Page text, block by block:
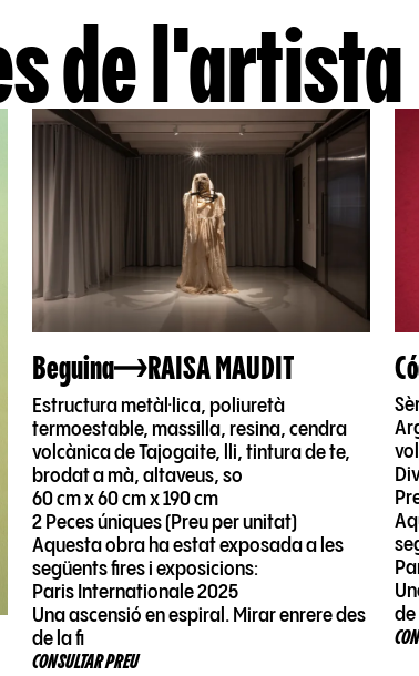
de l'artista
Beguina RAISA MAUDIT
Estructura metàl·lica, poliuretà
termoestable, massilla, resina, cendra
volcànica de Tajogaite, lli, tintura de te,
brodat a mà, altaveus, so
60 cm x 60 cm x 190 cm
2 Peces úniques (Preu per unitat)
Aquesta obra ha estat exposada a les
següents fires i exposicions:
Paris Internationale 2025
Una ascensió en espiral. Mirar enrere des
de la fi
CONSULTAR PREU
de